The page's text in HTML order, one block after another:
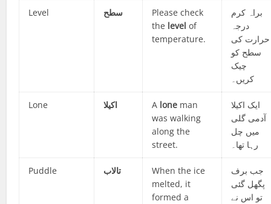
Level سطح
Please check
the level of
temperature.
براہ کرم
درجہ
حرارت کی
سطح کو
چیک
کریں۔
Lone اکیلا A lone man
was walking
along the
street.
ایک اکیلا
آدمی گلی
میں چل
رہا تھا۔
Puddle تالاب
When the ice
melted, it
formed a
جب برف
پگھل گئی
تو اس نے